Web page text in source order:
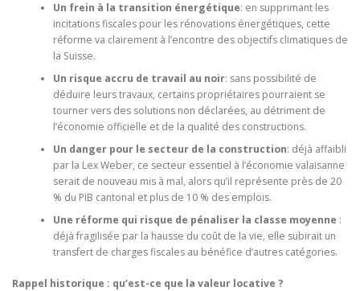
Un frein à la transition énergétique: en supprimant les
incitations fiscales pour les rénovations énergétiques, cette
réforme va clairement à l’encontre des objectifs climatiques de
la Suisse.
Un risque accru de travail au noir: sans possibilité de
déduire leurs travaux, certains propriétaires pourraient se
tourner vers des solutions non déclarées, au détriment de
l’économie officielle et de la qualité des constructions.
Un danger pour le secteur de la construction: déjà affaibli
par la Lex Weber, ce secteur essentiel à l’économie valaisanne
serait de nouveau mis à mal, alors qu’il représente près de 20
% du PIB cantonal et plus de 10 % des emplois.
Une réforme qui risque de pénaliser la classe moyenne :
déjà fragilisée par la hausse du coût de la vie, elle subirait un
transfert de charges fiscales au bénéfice d’autres catégories.
Rappel historique : qu’est-ce que la valeur locative ?